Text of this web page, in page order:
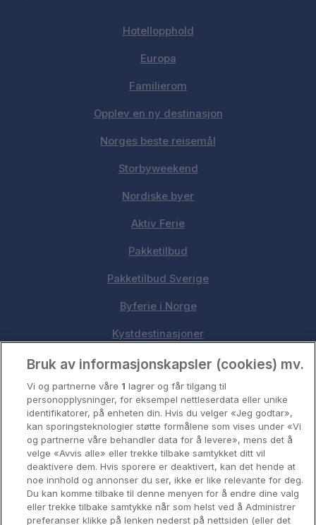
Hotellopphold
Europa
Familierom
Opplev en ny destinasjon
Norges beste reisemål
Storbyweekend
Nordiske byer
Aktiv Ferie
Pakketilbud
Pakketilbud Sverige
Byferie i Norge
Kystdestinasjoner
Oslo
Stavanger
Bergen
Utforsk Norden
Om Coop HotellKupp
Konkurranse
Bruk av informasjonskapsler (cookies) mv.
Vi og partnerne våre 1 lagrer og får tilgang til
personopplysninger, for eksempel nettleserdata eller unike
identifikatorer, på enheten din. Hvis du velger «Jeg godtar»,
kan sporingsteknologier støtte formålene som vises under «Vi
og partnerne våre behandler data for å levere», mens det å
velge «Avvis alle» eller trekke tilbake samtykket ditt vil
deaktivere dem. Hvis sporere er deaktivert, kan det hende at
noe innhold og annonser du ser, ikke er like relevante for deg.
Du kan komme tilbake til denne menyen for å endre dine valg
eller trekke tilbake samtykke når som helst ved å Administrer
preferanser klikke på lenken nederst på nettsiden (eller det